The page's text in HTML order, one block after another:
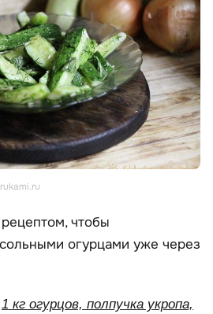
чтобы
огурцами уже через
1 кг огурцов, полпучка укропа,